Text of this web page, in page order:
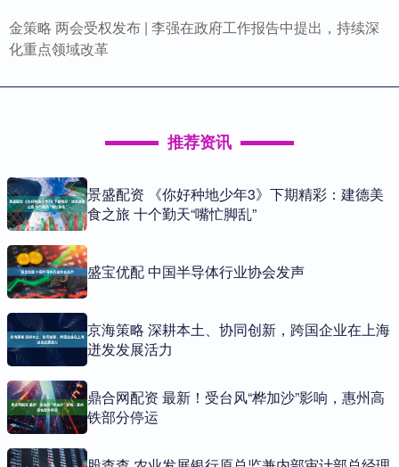
金策略 两会受权发布 | 李强在政府工作报告中提出，持续深
化重点领域改革
推荐资讯
景盛配资 《你好种地少年3》下期精彩：建德美
食之旅 十个勤天“嘴忙脚乱”
盛宝优配 中国半导体行业协会发声
京海策略 深耕本土、协同创新，跨国企业在上海
迸发发展活力
鼎合网配资 最新！受台风“桦加沙”影响，惠州高
铁部分停运